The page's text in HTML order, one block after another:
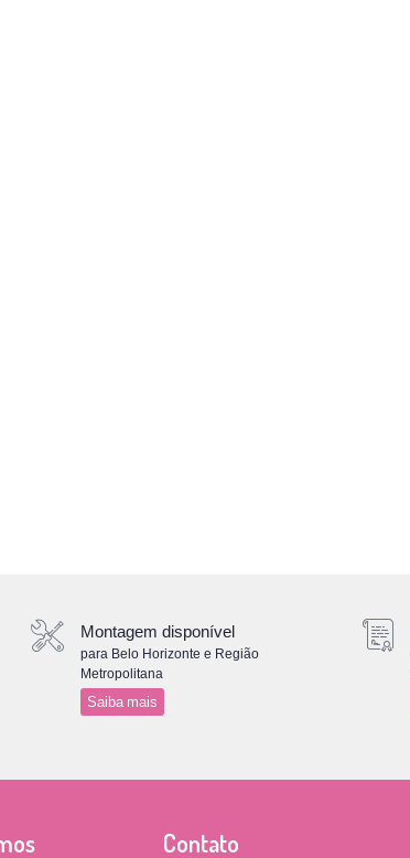
Montagem disponível
para Belo Horizonte e Região
Metropolitana
Saiba mais
Contato